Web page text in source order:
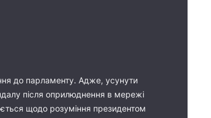
до парламенту. Адже, усунути
після оприлюднення в мережі
щодо розуміння президентом